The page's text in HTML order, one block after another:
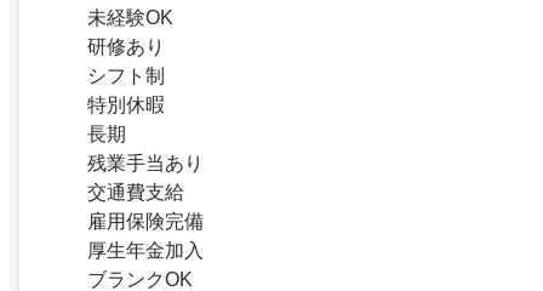
未経験OK
研修あり
シフト制
特別休暇
長期
残業手当あり
交通費支給
雇用保険完備
厚生年金加入
ブランクOK